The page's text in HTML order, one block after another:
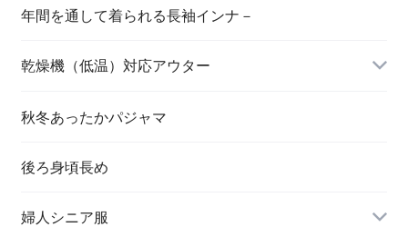
年間を通して着られる長袖インナ－
乾燥機（低温）対応アウター
秋冬あったかパジャマ
後ろ身頃長め
婦人シニア服